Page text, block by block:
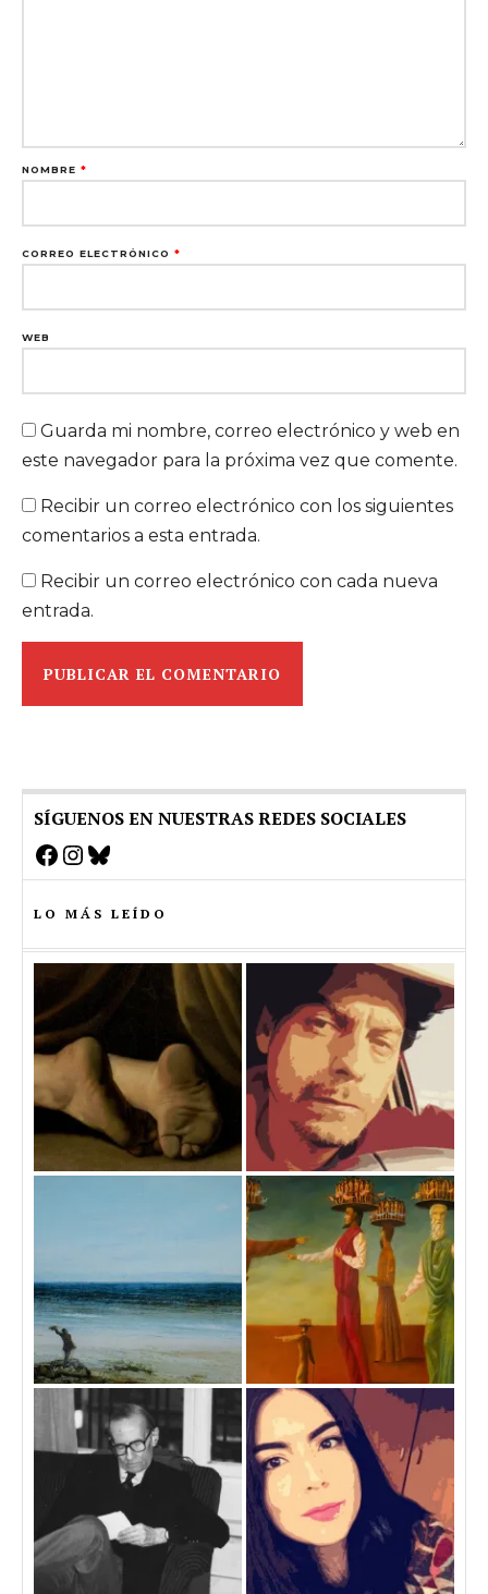
NOMBRE *
CORREO ELECTRÓNICO *
WEB
Guarda mi nombre, correo electrónico y web en
este navegador para la próxima vez que comente.
Recibir un correo electrónico con los siguientes
comentarios a esta entrada.
Recibir un correo electrónico con cada nueva
entrada.
SÍGUENOS EN NUESTRAS REDES SOCIALES
Facebook
Instagram
Bluesky
LO MÁS LEÍDO